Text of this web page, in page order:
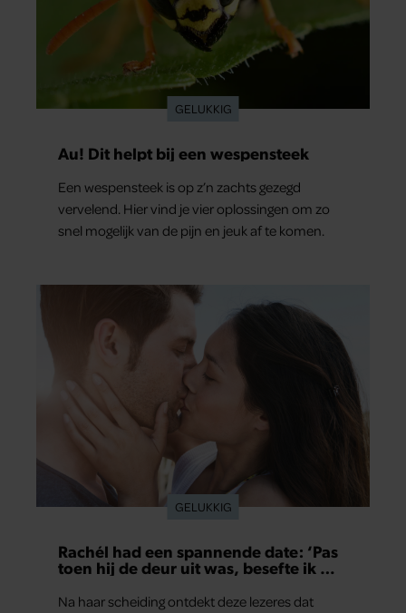
GELUKKIG
Au! Dit helpt bij een wespensteek
Een wespensteek is op z’n zachts gezegd
vervelend. Hier vind je vier oplossingen om zo
snel mogelijk van de pijn en jeuk af te komen.
GELUKKIG
Rachél had een spannende date: ‘Pas
toen hij de deur uit was, besefte ik wat
Na haar scheiding ontdekt deze lezeres dat